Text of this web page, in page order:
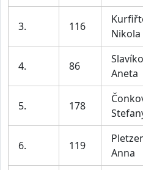
3. 116
Nikola
4. 86
Aneta
5. 178
6. 119
Anna